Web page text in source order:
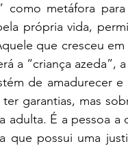
como metáfora
própria vida,
que cresceu
a “criança azeda”,
de amadurecer
garantias, mas
É a pessoa a
que possui uma